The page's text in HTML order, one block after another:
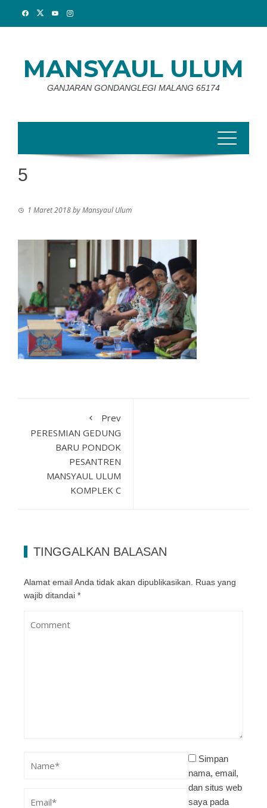
MANSYAUL ULUM
GANJARAN GONDANGLEGI MALANG 65174
5
1 Maret 2018byMansyaul Ulum
Prev
PERESMIAN GEDUNG
BARU PONDOK
PESANTREN
MANSYAUL ULUM
KOMPLEK C
TINGGALKAN BALASAN
Alamat email Anda tidak akan dipublikasikan. Ruas yang
wajib ditandai *
Simpan
nama, email,
dan situs web
saya pada